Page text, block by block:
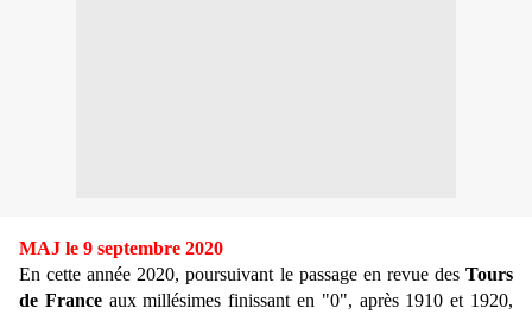
MAJ le 9 septembre 2020
En cette année 2020, poursuivant le passage en revue des Tours
de Franceaux millésimes finissant en "0", après 1910 et 1920,